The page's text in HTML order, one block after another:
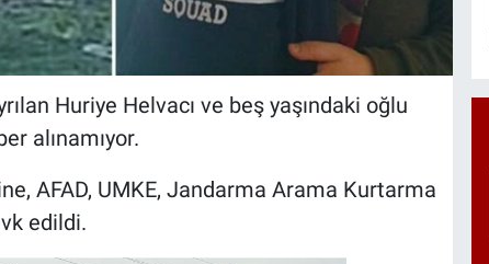
Huriye Helvacı ve beş yaşındaki oğlu
alınamıyor.
AFAD, UMKE, Jandarma Arama Kurtarma
edildi.